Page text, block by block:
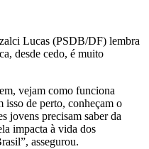
Lucas (PSDB/DF) lembra
desde cedo, é muito
vejam como funciona
isso de perto, conheçam o
jovens precisam saber da
impacta à vida dos
assegurou.